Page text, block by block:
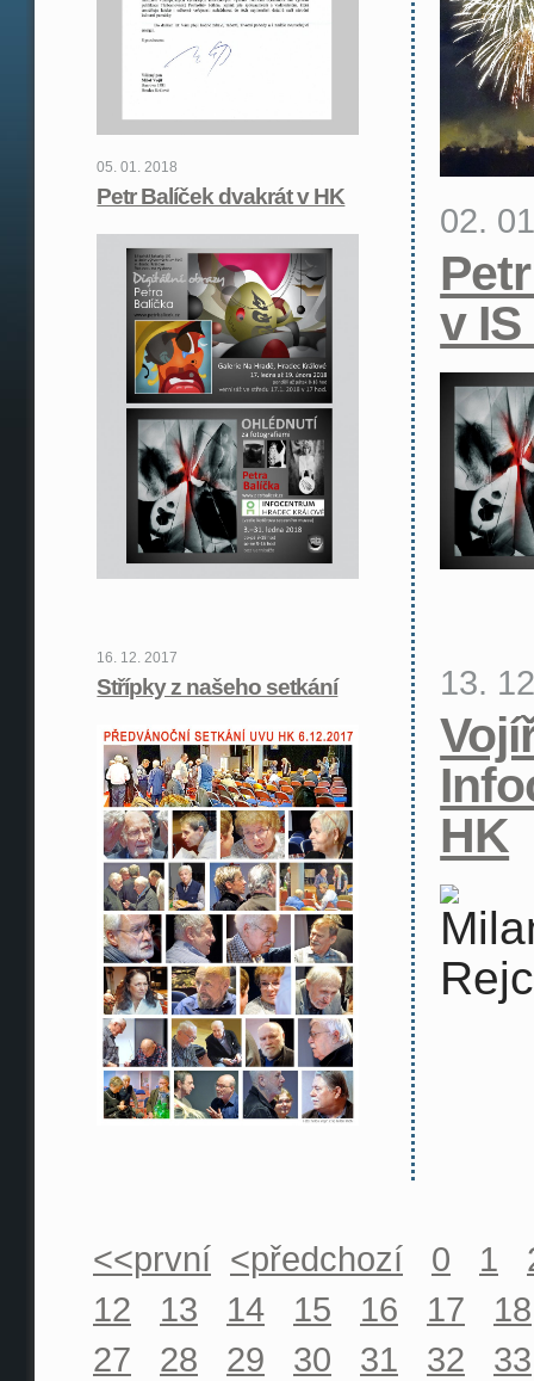
05. 01. 2018
Petr Balíček dvakrát v HK
16. 12. 2017
Střípky z našeho setkání
02.
v
13.
HK
<<první <předchozí 0 1
12
13 14 15 16 17
18
27
28 29 30 31 32
33